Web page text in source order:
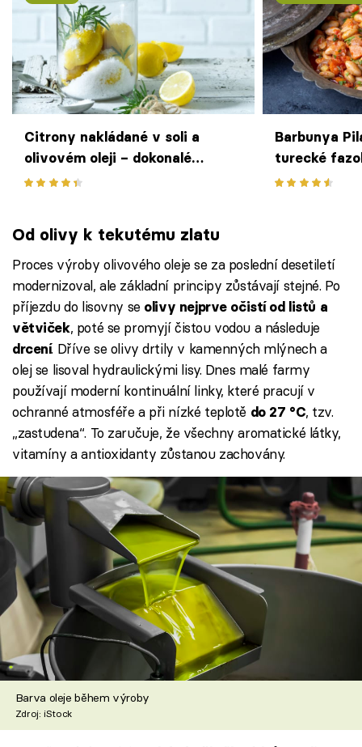
Citrony nakládané v soli a
olivovém oleji – dokonalé
dochucovadlo dodá pokrmům
Barbunya
turecké
rajčaty
Od olivy k tekutému zlatu
Proces výroby olivového oleje se za poslední desetiletí
modernizoval, ale základní principy zůstávají stejné. Po
příjezdu do lisovny se olivy nejprve očistí od listů a
větviček, poté se promyjí čistou vodou a následuje
drcení. Dříve se olivy drtily v kamenných mlýnech a
olej se lisoval hydraulickými lisy. Dnes malé farmy
používají moderní kontinuální linky, které pracují v
ochranné atmosféře a při nízké teplotě do 27 °C, tzv.
„zastudena“. To zaručuje, že všechny aromatické látky,
vitamíny a antioxidanty zůstanou zachovány.
Barva oleje během výroby
Zdroj: iStock